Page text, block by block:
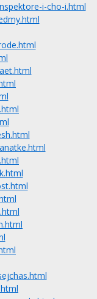
i-cho-i.html